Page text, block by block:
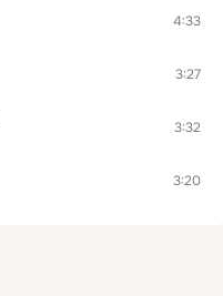
4:33
3:27
3:32
3:20